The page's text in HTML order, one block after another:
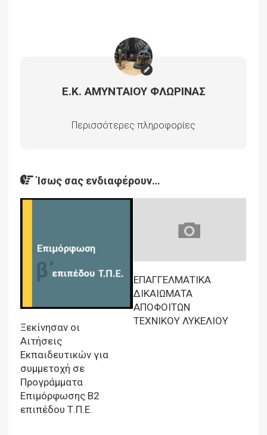
Ε.Κ. ΑΜΥΝΤΑΙΟΥ ΦΛΩΡΙΝΑΣ
Περισσότερες πληροφορίες
Ίσως σας ενδιαφέρουν…
Ξεκίνησαν οι
Αιτήσεις
Εκπαιδευτικών για
συμμετοχή σε
Προγράμματα
Επιμόρφωσης Β2
επιπέδου Τ.Π.Ε.
ΕΠΑΓΓΕΛΜΑΤΙΚΑ
ΔΙΚΑΙΩΜΑΤΑ
ΑΠΟΦΟΙΤΩΝ
ΤΕΧΝΙΚΟΥ ΛΥΚΕΛΙΟΥ